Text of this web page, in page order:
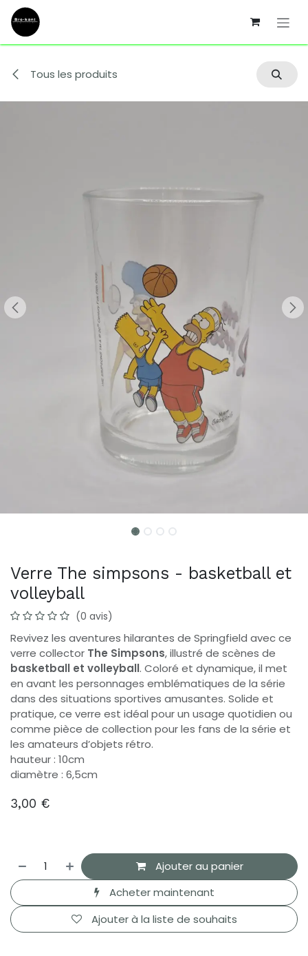
Se rendre au contenu
Tous les produits
Verre The simpsons - basketball et
volleyball
(0 avis)
Revivez les aventures hilarantes de Springfield avec ce
verre collector The Simpsons, illustré de scènes de
basketball et volleyball. Coloré et dynamique, il met
en avant les personnages emblématiques de la série
dans des situations sportives amusantes. Solide et
pratique, ce verre est idéal pour un usage quotidien ou
comme pièce de collection pour les fans de la série et
les amateurs d’objets rétro.
hauteur : 10cm
diamètre : 6,5cm
3,00 €
Ajouter au panier
Acheter maintenant
Ajouter à la liste de souhaits